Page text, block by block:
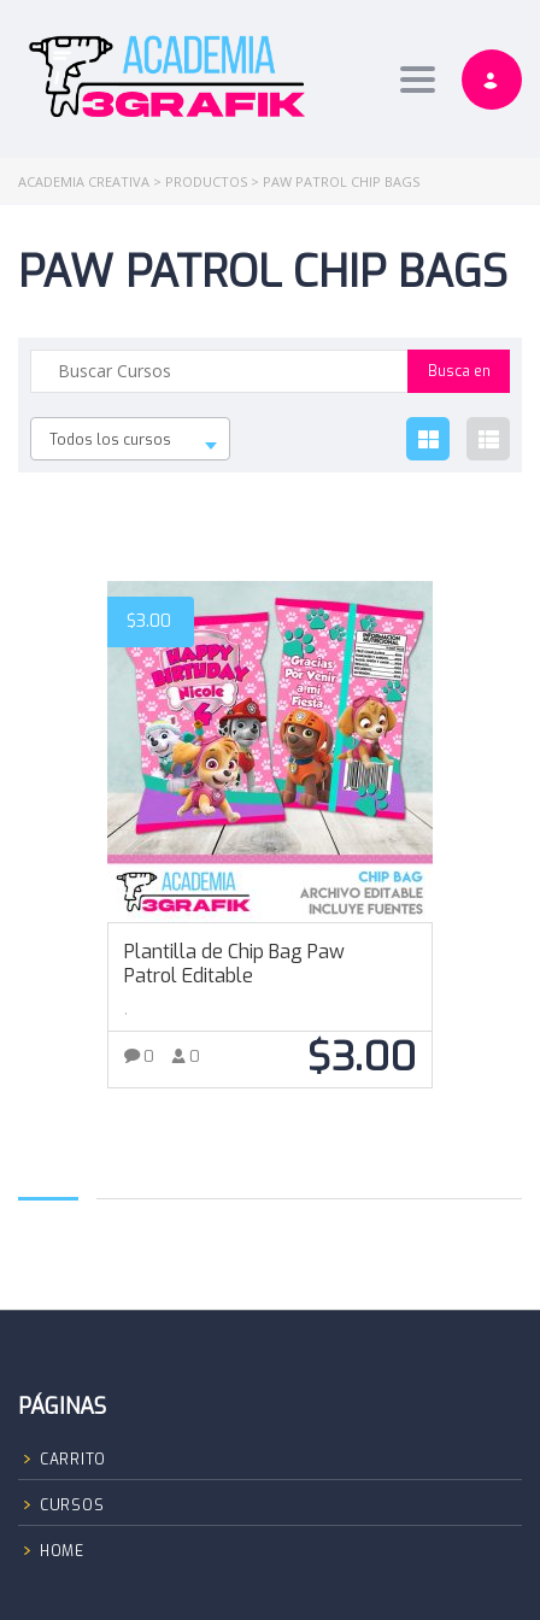
Toggle
ACADEMIA CREATIVA > PRODUCTOS > PAW PATROL CHIP BAGS
PAW PATROL CHIP BAGS
Todos los cursos
$3.00
Plantilla de Chip Bag Paw
Patrol Editable
,
0 0 $3.00
PÁGINAS
CARRITO
CURSOS
HOME